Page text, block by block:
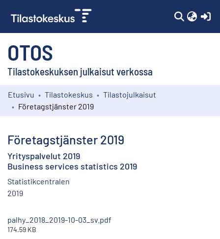
OTOS
Tilastokeskuksen julkaisut verkossa
Kokoelmat
Etusivu Tilastokeskus
Tilastojulkaisut
Företagstjänster 2019
Företagstjänster 2019
Yrityspalvelut 2019
Business services statistics 2019
Statistikcentralen
2019
palhy_2018_2019-10-03_sv.pdf
174.59 KB